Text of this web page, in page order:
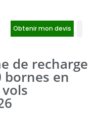
Obtenir mon devis
de recharge
bornes en